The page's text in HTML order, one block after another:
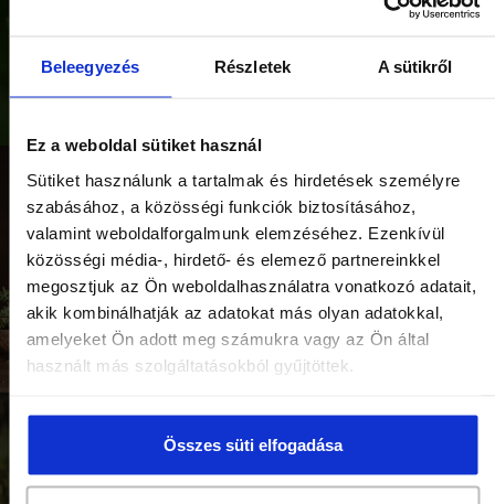
Beleegyezés Részletek A sütikről
Ez a weboldal sütiket használ
Sütiket használunk a tartalmak és hirdetések személyre
szabásához, a közösségi funkciók biztosításához,
valamint weboldalforgalmunk elemzéséhez. Ezenkívül
közösségi média-, hirdető- és elemező partnereinkkel
megosztjuk az Ön weboldalhasználatra vonatkozó adatait,
akik kombinálhatják az adatokat más olyan adatokkal,
amelyeket Ön adott meg számukra vagy az Ön által
használt más szolgáltatásokból gyűjtöttek.
Összes süti elfogadása
Az év gyógynövénye 2026
– Kerti kakukkfű (Thymus
vulgaris)
Így gyűjtik a
gyógynövényeket
Stresszcsökkentés
gyógynövényekkel
fogyasztása szoptatás
idején